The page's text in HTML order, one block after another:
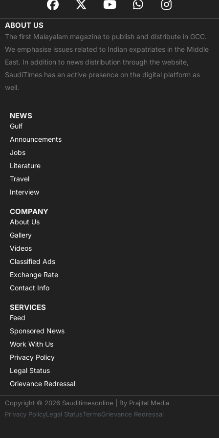
a
c
e
b
o
o
k
-
t
w
i
t
t
e
o
u
t
u
b
e
h
a
t
s
a
p
p
n
s
t
a
g
r
a
ABOUT US
The first Malayalam magazine to publish and distribute in GCC.
We emphasise issues related to Indian expatriates in the Middle
East. In addition to news distribution through the website,
SaudiTimes has an active presence on the digital platform as
well.
NEWS
Gulf
Announcements
Jobs
Literature
Travel
Interview
COMPANY
About Us
Gallery
Videos
Classified Ads
Exchange Rate
Contact Info
SERVICES
Feed
Sponsored News
Work With Us
Privacy Policy
Legal Status
Grievance Redressal
Copyright © 2026 Sauditimesonline | By Prajital Media
Privacy PolicyLegal StatusTermsGrievance Redressal